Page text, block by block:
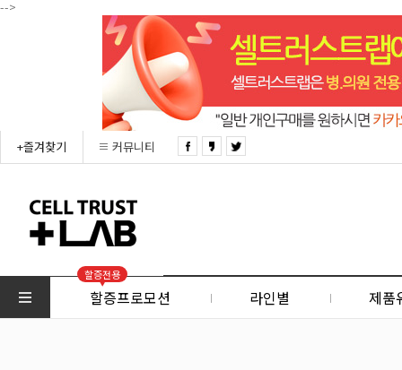
-->
+즐겨찾기 커뮤니티
할증전용
할증프로모션 라인별 제품